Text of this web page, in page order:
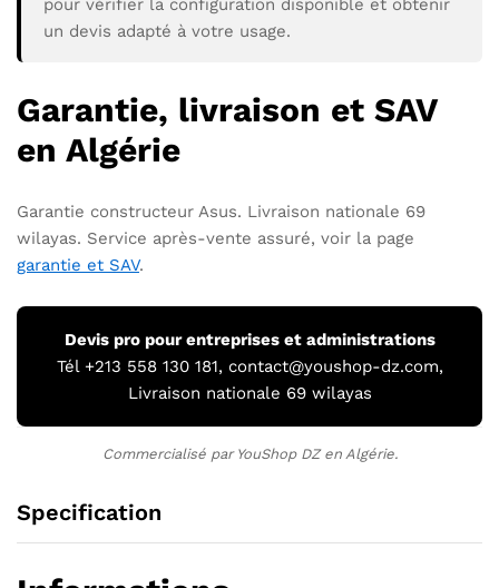
pour vérifier la configuration disponible et obtenir
un devis adapté à votre usage.
Garantie, livraison et SAV
en Algérie
Garantie constructeur Asus. Livraison nationale 69
wilayas. Service après-vente assuré, voir la page
garantie et SAV.
Devis pro pour entreprises et administrations
Tél +213 558 130 181, contact@youshop-dz.com,
Livraison nationale 69 wilayas
Commercialisé par YouShop DZ en Algérie.
Specification